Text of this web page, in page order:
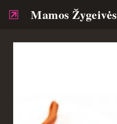
Mamos Žygeivės